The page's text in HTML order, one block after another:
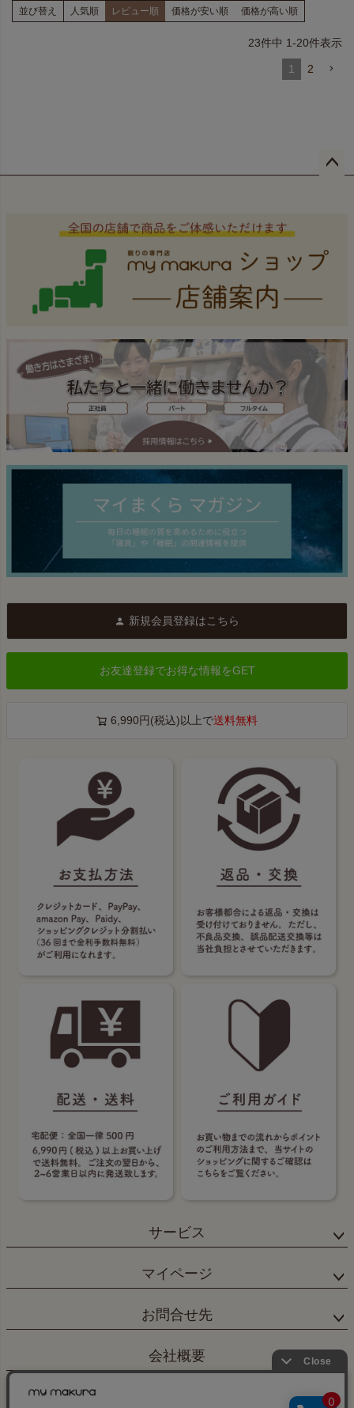
並び替え 人気順 レビュー順 価格が安い順 価格が高い順
23件中 1-20件表示
1 2
新規会員登録はこちら
お友達登録でお得な情報をGET
6,990円(税込)以上で送料無料
サービス
マイページ
お問合せ先
会社概要